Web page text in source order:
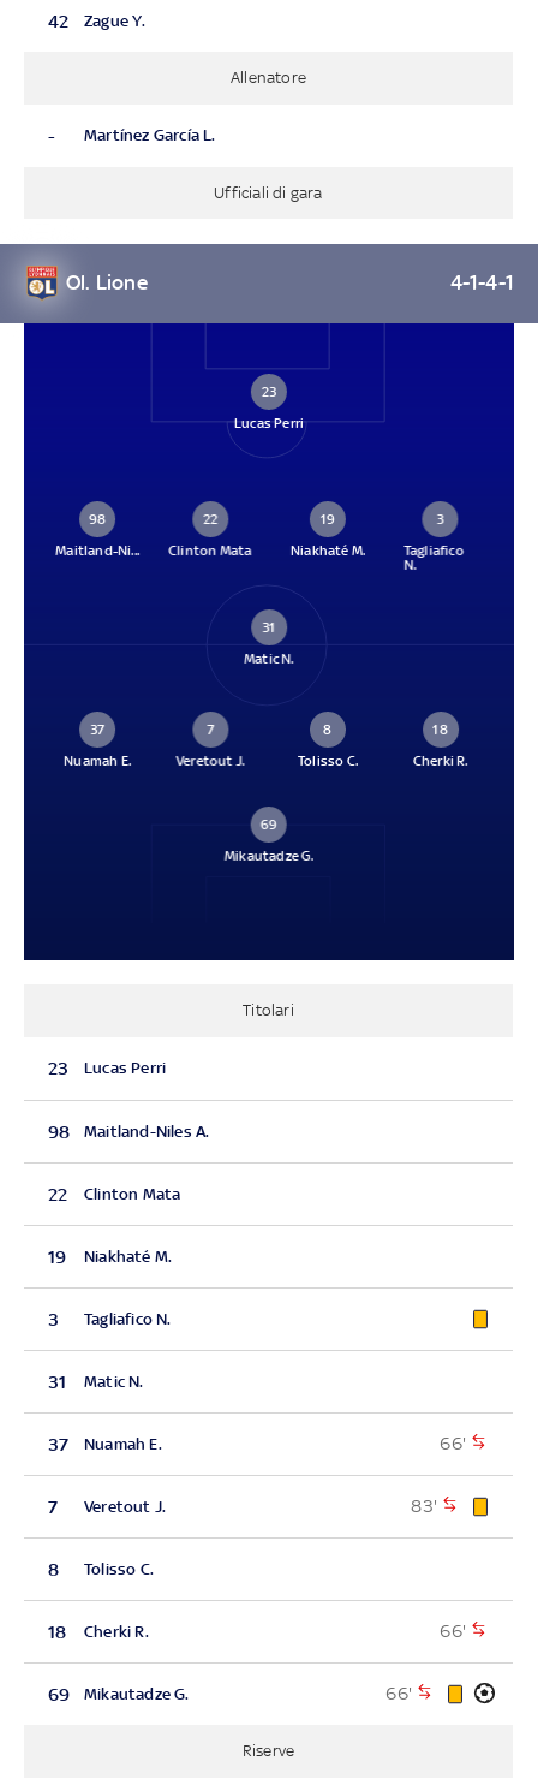
42 Zague Y.
Allenatore
- Martínez García L.
Ufficiali di gara
Ol. Lione 4-1-4-1
23
Lucas Perri
98
Maitland-Ni...
22
Clinton Mata
19
Niakhaté M.
3
Tagliafico
N.
31
Matic N.
37
Nuamah E.
7
Veretout J.
8
Tolisso C.
18
Cherki R.
69
Mikautadze G.
Titolari
23 Lucas Perri
98 Maitland-Niles A.
22 Clinton Mata
19 Niakhaté M.
3 Tagliafico N.
31 Matic N.
37 Nuamah E. 66'
7 Veretout J. 83'
8 Tolisso C.
18 Cherki R. 66'
69 Mikautadze G. 66'
Riserve